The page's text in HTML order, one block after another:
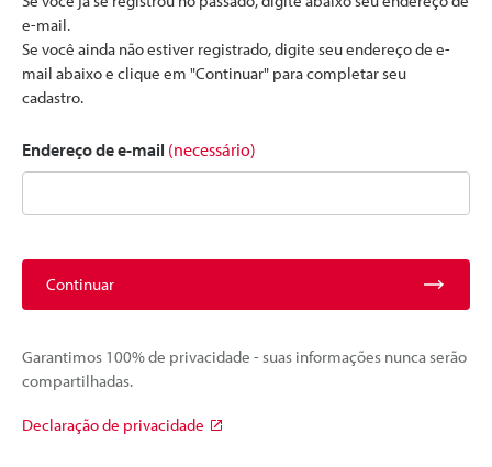
e-mail.
Se você ainda não estiver registrado, digite seu endereço de e-
mail abaixo e clique em "Continuar" para completar seu
cadastro.
Endereço de e-mail (necessário)
Continuar
Garantimos 100% de privacidade - suas informações nunca serão
compartilhadas.
Declaração de privacidade